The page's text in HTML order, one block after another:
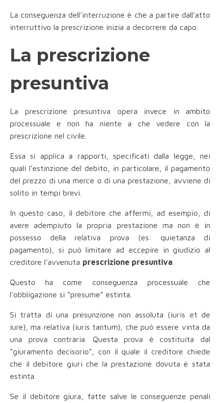
La conseguenza dell’interruzione è che a partire dall’atto
interruttivo la prescrizione inizia a decorrere da capo.
La prescrizione
presuntiva
La prescrizione presuntiva opera invece in ambito
processuale e non ha niente a che vedere con la
prescrizione nel civile.
Essa si applica a rapporti, specificati dalla legge, nei
quali l’estinzione del debito, in particolare, il pagamento
del prezzo di una merce o di una prestazione, avviene di
solito in tempi brevi.
In questo caso, il debitore che affermi, ad esempio, di
avere adempiuto la propria prestazione ma non è in
possesso della relativa prova (es: quietanza di
pagamento), si può limitare ad eccepire in giudizio al
creditore l’avvenuta prescrizione presuntiva
Questo ha come conseguenza processuale che
l’obbligazione si “presume” estinta.
Si tratta di una presunzione non assoluta (iuris et de
iure), ma relativa (iuris tantum), che può essere vinta da
una prova contraria. Questa prova è costituita dal
“giuramento decisorio”, con il quale il creditore chiede
che il debitore giuri che la prestazione dovuta è stata
estinta.
Se il debitore giura, fatte salve le conseguenze penali